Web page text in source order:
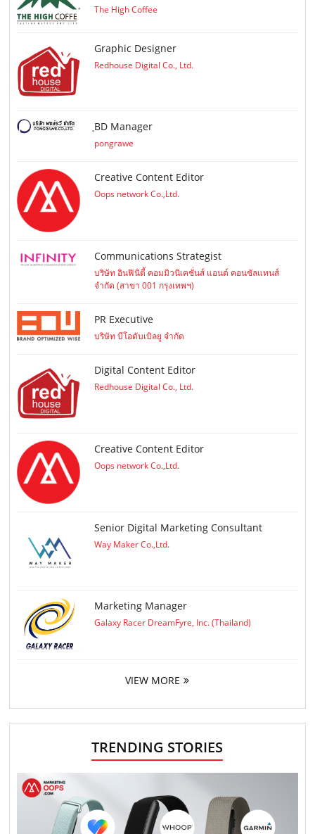
The High Coffee
Graphic Designer
Redhouse Digital Co., Ltd.
ฺBD Manager
pongrawe
Creative Content Editor
Oops network Co.,Ltd.
Communications Strategist
บริษัท อินฟินิตี้ คอมมิวนิเคชั่นส์ แอนด์ คอนซัลแทนส์
จำกัด (สาขา 001 กรุงเทพฯ)
PR Executive
บริษัท บีโอดับเบิลยู จำกัด
Digital Content Editor
Redhouse Digital Co., Ltd.
Creative Content Editor
Oops network Co.,Ltd.
Senior Digital Marketing Consultant
Way Maker Co.,Ltd.
Marketing Manager
Galaxy Racer DreamFyre, Inc. (Thailand)
VIEW MORE
TRENDING STORIES